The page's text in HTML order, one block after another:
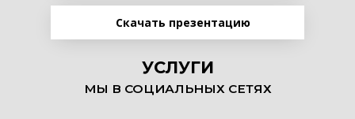
Скачать презентацию
УСЛУГИ
МЫ В СОЦИАЛЬНЫХ СЕТЯХ